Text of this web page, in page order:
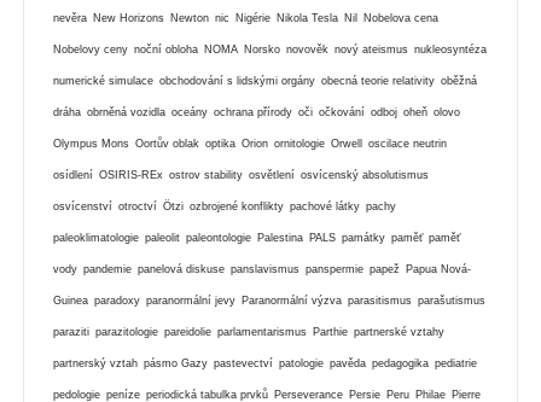
nevěra New Horizons Newton nic Nigérie Nikola Tesla Nil Nobelova cena
Nobelovy ceny noční obloha NOMA Norsko novověk nový ateismus nukleosyntéza
numerické simulace obchodování s lidskými orgány obecná teorie relativity oběžná
dráha obrněná vozidla oceány ochrana přírody oči očkování odboj oheň olovo
Olympus Mons Oortův oblak optika Orion ornitologie Orwell oscilace neutrin
osídlení OSIRIS-REx ostrov stability osvětlení osvícenský absolutismus
osvícenství otroctví Ötzi ozbrojené konflikty pachové látky pachy
paleoklimatologie paleolit paleontologie Palestina PALS památky paměť paměť
vody pandemie panelová diskuse panslavismus panspermie papež Papua Nová-
Guinea paradoxy paranormální jevy Paranormální výzva parasitismus parašutismus
paraziti parazitologie pareidolie parlamentarismus Parthie partnerské vztahy
partnerský vztah pásmo Gazy pastevectví patologie pavěda pedagogika pediatrie
pedologie peníze periodická tabulka prvků Perseverance Persie Peru Philae Pierre